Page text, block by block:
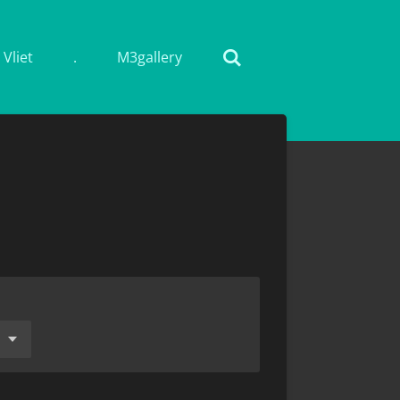
. M3gallery